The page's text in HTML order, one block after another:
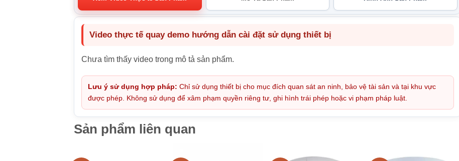
Video thực tế quay demo hướng dẫn cài đặt sử dụng thiết bị
Chưa tìm thấy video trong mô tả sản phẩm.
Lưu ý sử dụng hợp pháp: Chỉ sử dụng thiết bị cho mục đích quan sát an ninh, bảo vệ tài sản và tại khu vực
được phép. Không sử dụng để xâm phạm quyền riêng tư, ghi hình trái phép hoặc vi phạm pháp luật.
Sản phẩm liên quan